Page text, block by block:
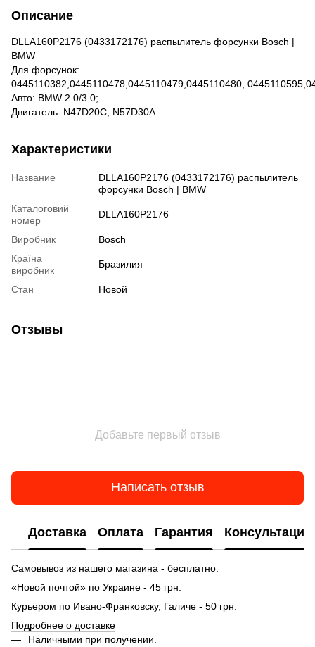
Описание
DLLA160P2176 (0433172176) распылитель форсунки Bosch |
BMW
Для форсунок:
0445110382,0445110478,0445110479,0445110480,
Авто: BMW 2.0/3.0;
Двигатель: N47D20C, N57D30A.
Характеристики
Название
DLLA160P2176 (0433172176) распылитель
форсунки Bosch | BMW
Каталоговий
номер
DLLA160P2176
Виробник
Bosch
Країна
виробник
Бразилия
Стан Новой
Отзывы
Добавьте первый отзыв
Написать отзыв
Доставка Оплата Гарантия Консультация
Самовывоз из нашего магазина - бесплатно.
«Новой почтой» по Украине - 45 грн.
Курьером по Ивано-Франковску, Галиче - 50 грн.
Подробнее о доставке
Наличными при получении.